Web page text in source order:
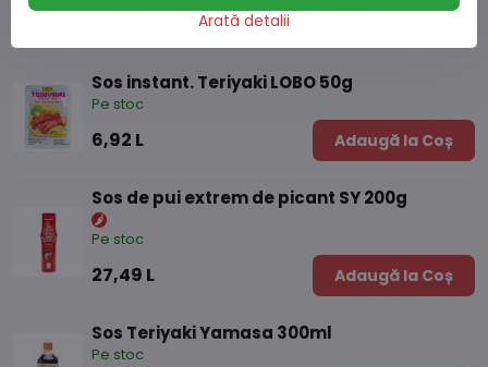
Sos instant. Teriyaki LOBO 50g
Pe stoc
6,92 L Adaugă la Coș
Sos de pui extrem de picant SY 200g
Pe stoc
27,49 L Adaugă la Coș
Sos Teriyaki Yamasa 300ml
Pe stoc
Arată detalii